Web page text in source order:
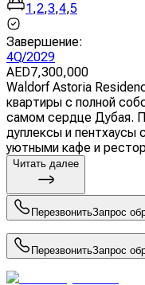
1 ,2,3,4,5
Завершение:
4Q/2029
AED7,300,000
Waldorf Astoria
квартиры с полной
самом сердце Дубая.
дуплексы и пентхаусы
уютными кафе и
Читать далее
ПерезвонитьЗапрос
ПерезвонитьЗапрос